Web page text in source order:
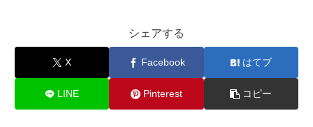
シェアする
X Facebook はてブ
LINE Pinterest コピー